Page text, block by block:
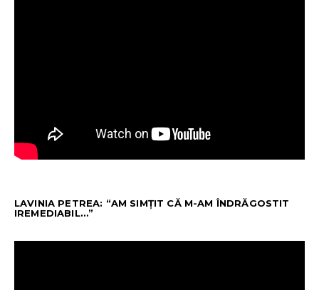
LAVINIA PETREA: “AM SIMȚIT CĂ M-AM ÎNDRĂGOSTIT
IREMEDIABIL…”